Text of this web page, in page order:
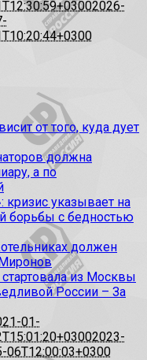
2026-
от того, куда дует
должна
а по
указывает на
борьбы с бедностью
должен
из Москвы
России – За
01-
2023-
06T12:00:03+0300